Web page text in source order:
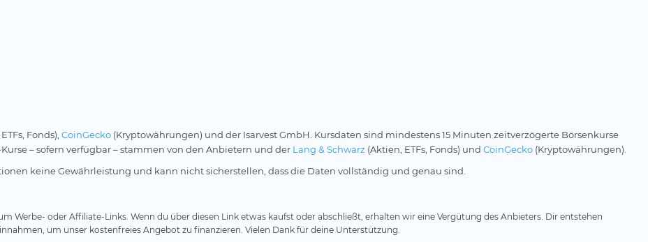
Fonds), CoinGecko (Kryptowährungen) und der Isarvest GmbH. Kursdaten sind mindestens 15 Minuten zeitverzögerte Börsenkurse
Kurse – sofern verfügbar – stammen von den Anbietern und der Lang & Schwarz (Aktien, ETFs, Fonds) und CoinGecko (Kryptowährungen).
keine Gewährleistung und kann nicht sicherstellen, dass die Daten vollständig und genau sind.
Werbe- oder Affiliate-Links. Wenn du über diesen Link etwas kaufst oder abschließt, erhalten wir eine Vergütung des Anbieters. Dir entstehen
um unser kostenfreies Angebot zu finanzieren. Vielen Dank für deine Unterstützung.